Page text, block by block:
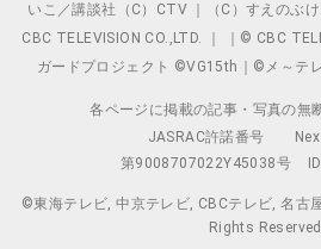
いこ／講談社（C）CTV ｜（C）すえのぶ
CBC TELEVISION CO.,LTD. ｜ ｜© CBC
ガードプロジェクト ©VG15th｜©メ～テ
各ページに掲載の記事・写真の無
JASRAC許諾番号
第9008707022Y45038号
©東海テレビ, 中京テレビ, CBCテレビ, 名古
Rights